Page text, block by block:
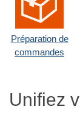
Préparation de
commandes
Unifiez